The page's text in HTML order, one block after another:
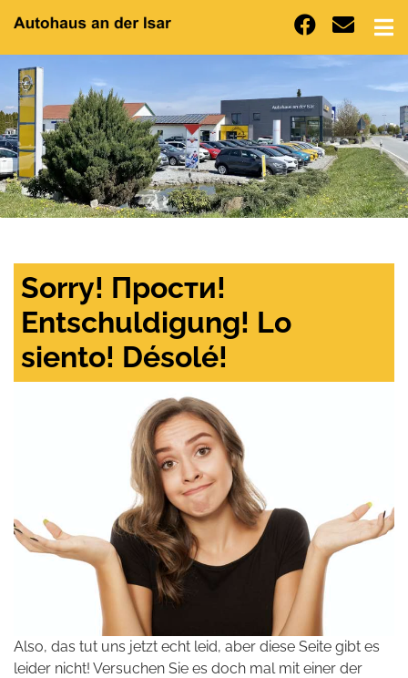
Sorry! Прости!
Entschuldigung! Lo
siento! Désolé!
Also, das tut uns jetzt echt leid, aber diese Seite gibt es
leider nicht! Versuchen Sie es doch mal mit einer der